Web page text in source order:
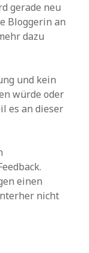
gerade neu
Bloggerin an
dazu
und kein
würde oder
es an dieser
einen
nicht